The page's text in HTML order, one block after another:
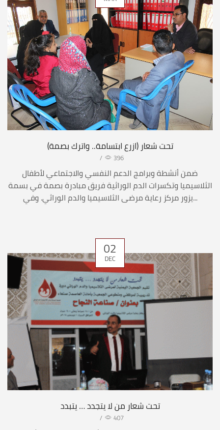
تحت شعار (ازرع ابتسامة.. واترك بصمة)
/ 396
ضمن أنشطة وبرامج الدعم النفسي والاجتماعي لأطفال
الثلاسيميا وتكسرات الدم الوراثية فريق مبادرة بصمة في بسمة
يزور مركز رعاية مرضى الثلاسيميا والدم الوراثي. وفي...
02
DEC
تحت شعار من لا يتجدد … يتبدد
/ 407